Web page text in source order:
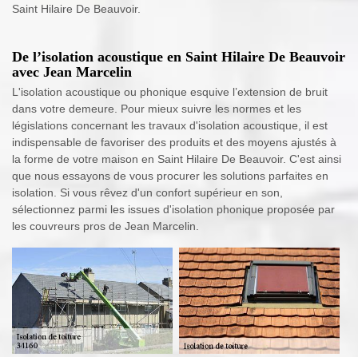
Saint Hilaire De Beauvoir.
De l’isolation acoustique en Saint Hilaire De Beauvoir
avec Jean Marcelin
L'isolation acoustique ou phonique esquive l’extension de bruit
dans votre demeure. Pour mieux suivre les normes et les
législations concernant les travaux d'isolation acoustique, il est
indispensable de favoriser des produits et des moyens ajustés à
la forme de votre maison en Saint Hilaire De Beauvoir. C'est ainsi
que nous essayons de vous procurer les solutions parfaites en
isolation. Si vous rêvez d'un confort supérieur en son,
sélectionnez parmi les issues d'isolation phonique proposée par
les couvreurs pros de Jean Marcelin.